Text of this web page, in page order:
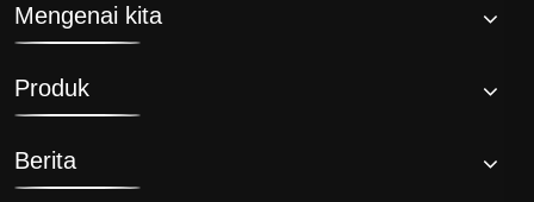
Mengenai kita
Produk
Berita